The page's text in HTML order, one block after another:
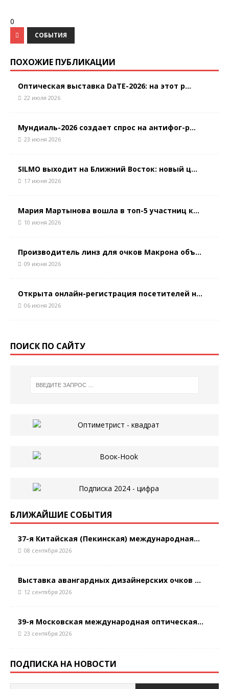
0
СОБЫТИЯ
ПОХОЖИЕ ПУБЛИКАЦИИ
Оптическая выставка DaTE-2026: на этот р...
22 июля 2026
Мундиаль-2026 создает спрос на антифог-р...
23 июня 2026
SILMO выходит на Ближний Восток: новый ц...
17 июня 2026
Мария Мартынова вошла в топ-5 участниц к...
10 июня 2026
Производитель линз для очков Макрона объ...
09 июня 2026
Открыта онлайн-регистрация посетителей н...
06 июня 2026
ПОИСК ПО САЙТУ
БЛИЖАЙШИЕ СОБЫТИЯ
37-я Китайская (Пекинская) международная...
08 сентября 2026
Выставка авангардных дизайнерских очков ...
12 сентября 2026
39-я Московская международная оптическая...
23 сентября 2026
ПОДПИСКА НА НОВОСТИ